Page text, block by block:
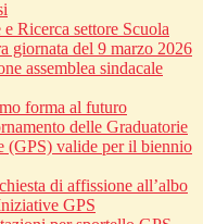
Ricerca settore Scuola
giornata del 9 marzo 2026
assemblea sindacale
forma al futuro
delle Graduatorie
(GPS) valide per il biennio
di affissione all’albo
GPS